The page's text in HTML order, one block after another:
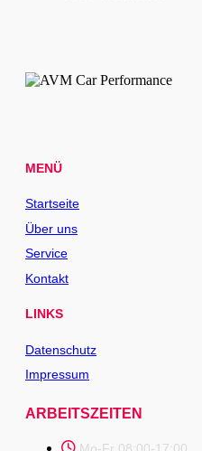
MENÜ
Startseite
Über uns
Service
Kontakt
LINKS
Datenschutz
Impressum
ARBEITSZEITEN
Mo-Fr 08:00-17:00